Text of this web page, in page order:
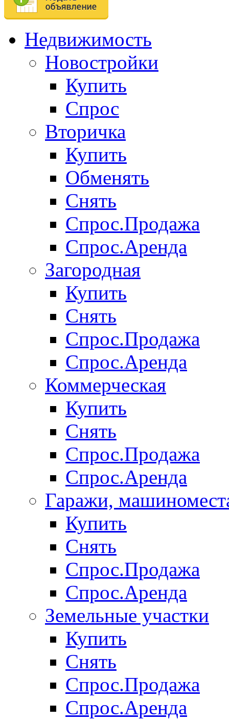
Недвижимость
Новостройки
Купить
Спрос
Вторичка
Купить
Обменять
Снять
Спрос.Продажа
Спрос.Аренда
Загородная
Купить
Снять
Спрос.Продажа
Спрос.Аренда
Коммерческая
Купить
Снять
Спрос.Продажа
Спрос.Аренда
Гаражи,
Купить
Снять
Спрос.Продажа
Спрос.Аренда
Земельные участки
Купить
Снять
Спрос.Продажа
Спрос.Аренда